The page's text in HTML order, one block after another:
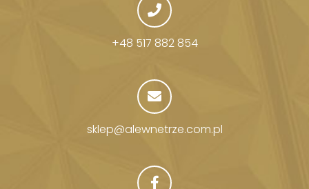
+48 517 882 854
sklep@alewnetrze.com.pl